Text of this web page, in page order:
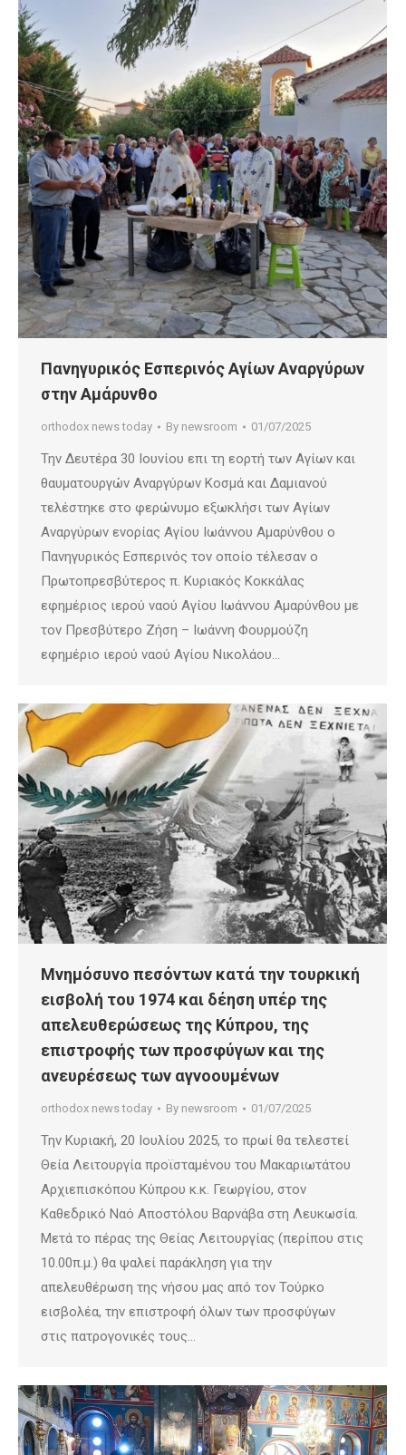
Πανηγυρικός Εσπερινός Αγίων Αναργύρων
στην Αμάρυνθο
orthodox news today By newsroom 01/07/2025
Την Δευτέρα 30 Ιουνίου επι τη εορτή των Αγίων και
θαυματουργών Αναργύρων Κοσμά και Δαμιανού
τελέστηκε στο φερώνυμο εξωκλήσι των Αγίων
Αναργύρων ενορίας Αγίου Ιωάννου Αμαρύνθου ο
Πανηγυρικός Εσπερινός τον οποίο τέλεσαν ο
Πρωτοπρεσβύτερος π. Κυριακός Κοκκάλας
εφημέριος ιερού ναού Αγίου Ιωάννου Αμαρύνθου με
τον Πρεσβύτερο Ζήση – Ιωάννη Φουρμούζη
εφημέριο ιερού ναού Αγίου Νικολάου…
Μνημόσυνο πεσόντων κατά την τουρκική
εισβολή του 1974 και δέηση υπέρ της
απελευθερώσεως της Κύπρου, της
επιστροφής των προσφύγων και της
ανευρέσεως των αγνοουμένων
orthodox news today By newsroom 01/07/2025
Την Κυριακή, 20 Ιουλίου 2025, το πρωί θα τελεστεί
Θεία Λειτουργία προϊσταμένου του Μακαριωτάτου
Αρχιεπισκόπου Κύπρου κ.κ. Γεωργίου, στον
Καθεδρικό Ναό Αποστόλου Βαρνάβα στη Λευκωσία.
Μετά το πέρας της Θείας Λειτουργίας (περίπου στις
10.00π.μ.) θα ψαλεί παράκληση για την
απελευθέρωση της νήσου μας από τον Τούρκο
εισβολέα, την επιστροφή όλων των προσφύγων
στις πατρογονικές τους…